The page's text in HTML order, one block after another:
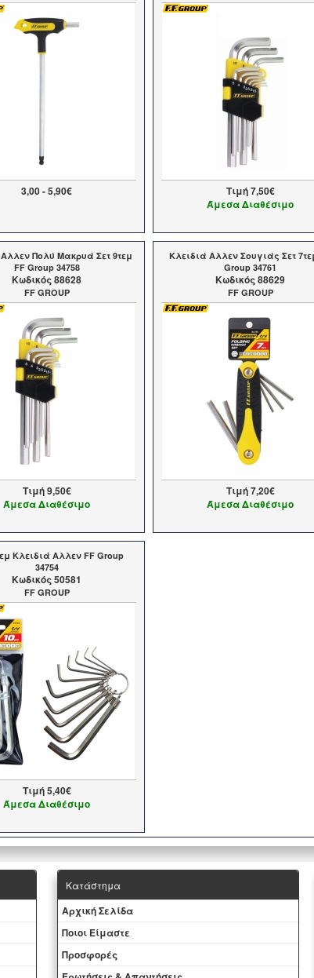
3,00 - 5,90€ Τιμή7,50€
Άμεσα Διαθέσιμο
Πολύ Μακρυά Σετ 9τεμ
FF Group 34758
Kωδικός 88628
FF GROUP
Τιμή9,50€
Άμεσα Διαθέσιμο
Κλειδιά Αλλεν Σουγιάς Σετ
Group 34761
Kωδικός 88629
FF GROUP
Τιμή7,20€
Άμεσα Διαθέσιμο
Κλειδιά Αλλεν FF Group
34754
Kωδικός 50581
FF GROUP
Τιμή5,40€
Άμεσα Διαθέσιμο
Κατάστημα
Aρχική Σελίδα
Ποιοι Είμαστε
Προσφορές